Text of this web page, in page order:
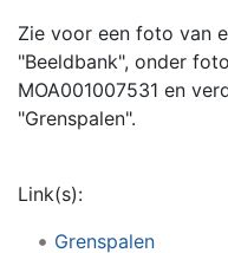
Zie voor een foto van
"Beeldbank", onder
MOA001007531 en
"Grenspalen".
Link(s):
Grenspalen